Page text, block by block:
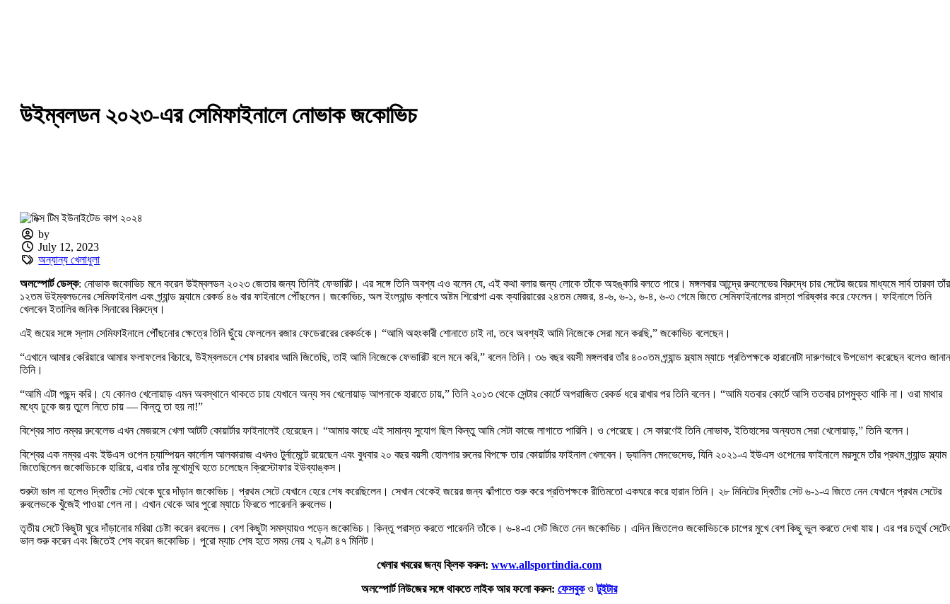
উইম্বলডন ২০২৩-এর সেমিফাইনালে নোভাক জকোভিচ
by
July 12, 2023
অন্যান্য খেলাধুলা
অলস্পোর্ট ডেস্ক: নোভাক জকোভিচ মনে করেন উইম্বলডন ২০২৩ জেতার জন্য তিনিই ফেভারিট। এর সঙ্গে তিনি অবশ্য এও বলেন যে, এই কথা বলার জন্য লোকে তাঁকে অহঙ্কারি বলতে পারে। মঙ্গলবার আন্দ্রে রুবলেভের বিরুদ্ধে চার সেটের জয়ের মাধ্যমে সার্ব তারকা তাঁর
১২তম উইম্বলডনের সেমিফাইনাল এবং গ্র্যান্ড স্ল্যামে রেকর্ড ৪৬ বার ফাইনালে পৌঁছলেন। জকোভিচ, অল ইংল্যান্ড ক্লাবে অষ্টম শিরোপা এবং ক্যারিয়ারের ২৪তম মেজর, ৪-৬, ৬-১, ৬-৪, ৬-৩ গেমে জিতে সেমিফাইনালের রাস্তা পরিষ্কার করে ফেলেন। ফাইনালে তিনি
খেলবেন ইতালির জনিক সিনারের বিরুদ্ধে।
এই জয়ের সঙ্গে স্লাম সেমিফাইনালে পৌঁছনোর ক্ষেত্রে তিনি ছুঁয়ে ফেললেন রজার ফেডেরারের রেকর্ডকে। “আমি অহংকারী শোনাতে চাই না, তবে অবশ্যই আমি নিজেকে সেরা মনে করছি,” জকোভিচ বলেছেন।
“এখানে আমার কেরিয়ারে আমার ফলাফলের বিচারে, উইম্বলডনে শেষ চারবার আমি জিতেছি, তাই আমি নিজেকে ফেভারিট বলে মনে করি,” বলেন তিনি। ৩৬ বছর বয়সী মঙ্গলবার তাঁর ৪০০তম গ্র্যান্ড স্ল্যাম ম্যাচে প্রতিপক্ষকে হারানোটা দারুণভাবে উপভোগ করেছেন বলেও জানান
তিনি।
“আমি এটা পছন্দ করি। যে কোনও খেলোয়াড় এমন অবস্থানে থাকতে চায় যেখানে অন্য সব খেলোয়াড় আপনাকে হারাতে চায়,” তিনি ২০১৩ থেকে সেন্টার কোর্টে অপরাজিত রেকর্ড ধরে রাখার পর তিনি বলেন। “আমি যতবার কোর্টে আসি ততবার চাপমুক্ত থাকি না। ওরা মাথার
মধ্যে ঢুকে জয় তুলে নিতে চায় — কিন্তু তা হয় না!”
বিশ্বের সাত নম্বর রুবেলেভ এখন মেজরসে খেলা আটটি কোয়ার্টার ফাইনালেই হেরেছেন। “আমার কাছে এই সামান্য সুযোগ ছিল কিন্তু আমি সেটা কাজে লাগাতে পারিনি। ও পেরেছে। সে কারণেই তিনি নোভাক, ইতিহাসের অন্যতম সেরা খেলোয়াড়,” তিনি বলেন।
বিশ্বের এক নম্বর এবং ইউএস ওপেন চ্যাম্পিয়ন কার্লোস আলকারাজ এখনও টুর্নামেন্টে রয়েছেন এবং বুধবার ২০ বছর বয়সী হোলগার রুনের বিপক্ষে তার কোয়ার্টার ফাইনাল খেলবেন। ড্যানিল মেদভেদেভ, যিনি ২০২১-এ ইউএস ওপেনের ফাইনালে মরসুমে তাঁর প্রথম গ্র্যান্ড স্ল্যাম
জিতেছিলেন জকোভিচকে হারিয়ে, এবার তাঁর মুখোমুখি হতে চলেছেন ক্রিস্টোফার ইউব্যাঙ্কস।
শুরুটা ভাল না হলেও দ্বিতীয় সেট থেকে ঘুরে দাঁড়ান জকোভিচ। প্রথম সেটে যেখানে হেরে শেষ করেছিলে‌ন। সেখান থেকেই জয়ের জন্য ঝাঁপাতে শুরু করে প্রতিপক্ষকে রীতিমতো একঘরে করে হারান তিনি। ২৮ মিনিটের দ্বিতীয় সেট ৬-১-এ জিতে নেন যেখানে প্রথম সেটের
রুবলেভকে খুঁজেই পাওয়া গেল না। এখান থেকে আর পুরো ম্যাচে ফিরতে পারেননি রুবলেভ।
তৃতীয় সেটে কিছুটা ঘুরে দাঁড়ানোর মরিয়া চেষ্টা করেন রবলেভ। বেশ কিছুটা সমস্যায়ও পড়েন জকোভিচ। কিন্তু পরাস্ত করতে পারেননি তাঁকে। ৬-৪-এ সেট জিতে নেন জকোভিচ। এদিন জিতলেও জকোভিচকে চাপের মুখে বেশ কিছু ভুল করতে দেখা যায়। এর পর চতুর্থ
ভাল শুরু করেন এবং জিতেই শেষ করেন জকোভিচ। পুরো ম্যাচ শেষ হতে সময় নেয় ২ ঘণ্টা ৪৭ মিনিট।
খেলার খবরের জন্য ক্লিক করুন: www.allsportindia.com
অলস্পোর্ট নিউজের সঙ্গে থাকতে লাইক আর ফলো করুন: ফেসবুকওটুইটার